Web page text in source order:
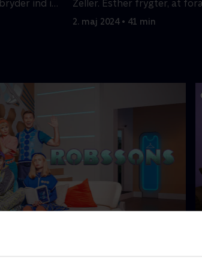
ind i
Zeller. Esther frygter, at
skal skilles.
2. maj 2024 • 41 min